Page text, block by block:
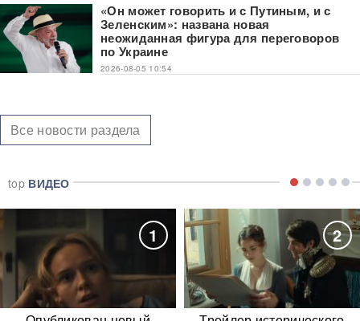
«Он может говорить и с Путиным, и с
Зеленским»: названа новая
неожиданная фигура для переговоров
по Украине
2026-08-05 10:54
Все новости раздела
top ВИДЕО
1 2